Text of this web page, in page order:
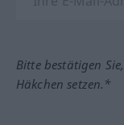
Bitte bestätigen
Häkchen setzen.*